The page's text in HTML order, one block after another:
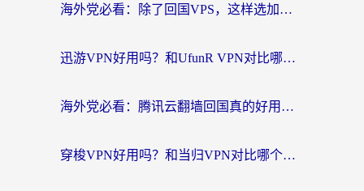
海外党必看：除了回国VPS，这样选加速器也能无缝刷国内资源？
迅游VPN好用吗？和UfunR VPN对比哪个回国效果更好？海外党亲测避坑指南
海外党必看：腾讯云翻墙回国真的好用吗？+ 3步选对回国加速器指南
穿梭VPN好用吗？和当归VPN对比哪个回国效果更好？海外党亲测实用指南